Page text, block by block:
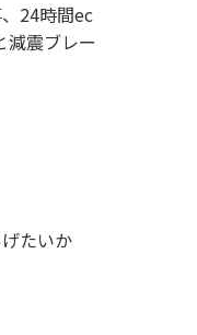
24時間ec
減震ブレー
たいか